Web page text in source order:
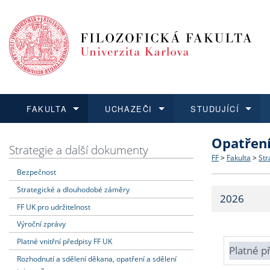
FAKULTA
Dozvědět se více
Struktura
Strategie
Fakultní
UCHAZEČI
Podat přihlášku
Co
Učitelské
STUDUJÍCÍ
Dozvědět se více
Dozvědět se více
O vědě a
Dozvědět se více
Aktuální
Strategie a další dokumenty
Bezpečnost
Strategické a dlouhodobé záměry
FF UK pro udržitelnost
Výroční zprávy
Platné vnitřní předpisy FF UK
Rozhodnutí a sdělení děkana, opatření a sdělení
FF > Fakulta >
2026
Platné